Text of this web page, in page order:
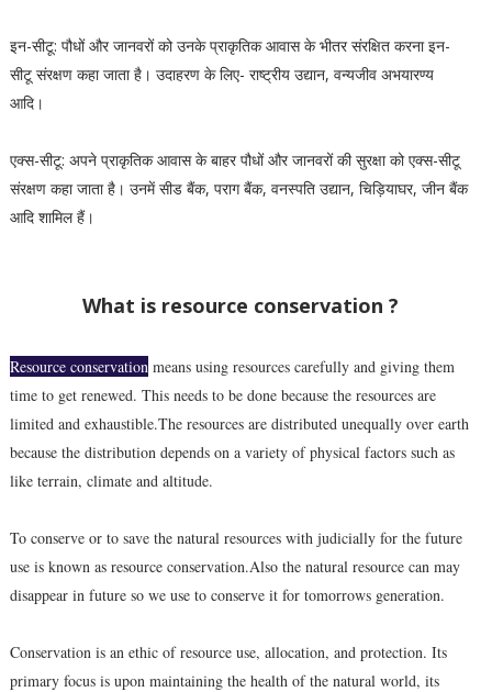
इन-सीटू: पौधों और जानवरों को उनके प्राकृतिक आवास के भीतर संरक्षित करना इन-
सीटू संरक्षण कहा जाता है। उदाहरण के लिए- राष्ट्रीय उद्यान, वन्यजीव अभयारण्य
आदि।
एक्स-सीटू: अपने प्राकृतिक आवास के बाहर पौधों और जानवरों की सुरक्षा को एक्स-सीटू
संरक्षण कहा जाता है। उनमें सीड बैंक, पराग बैंक, वनस्पति उद्यान, चिड़ियाघर, जीन बैंक
आदि शामिल हैं।
What is resource conservation ?
Resource conservation means using resources carefully and giving them
time to get renewed. This needs to be done because the resources are
limited and exhaustible.The resources are distributed unequally over earth
because the distribution depends on a variety of physical factors such as
like terrain, climate and altitude.
To conserve or to save the natural resources with judicially for the future
use is known as resource conservation.Also the natural resource can may
disappear in future so we use to conserve it for tomorrows generation.
Conservation is an ethic of resource use, allocation, and protection. Its
primary focus is upon maintaining the health of the natural world, its